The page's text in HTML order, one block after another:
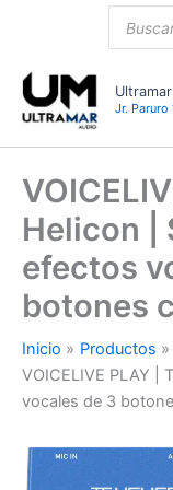
Jr. Paruro
Helicon |
efectos
botones
Inicio
Productos
VOICELIVE PLAY |
vocales de 3
VOICELIVE
PLAY